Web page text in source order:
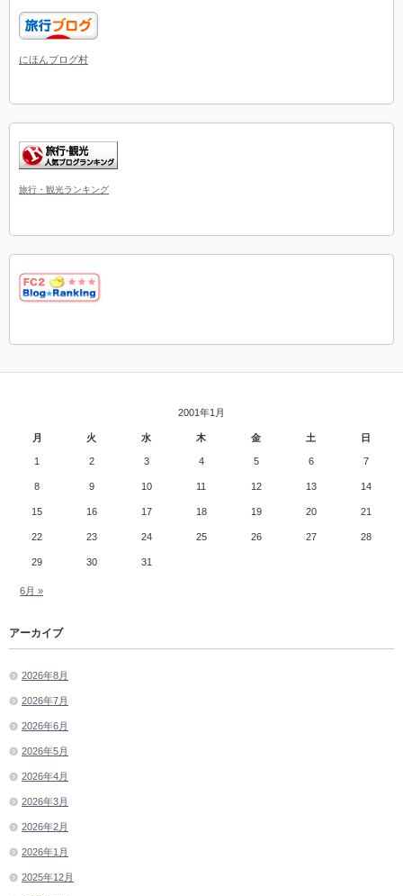
にほんブログ村
旅行・観光ランキング
2001年1月
月 火 水 木 金 土 日
1 2 3 4 5 6 7
8 9 10 11 12 13 14
15 16 17 18 19 20 21
22 23 24 25 26 27 28
29 30 31
6月 »
アーカイブ
2026年8月
2026年7月
2026年6月
2026年5月
2026年4月
2026年3月
2026年2月
2026年1月
2025年12月